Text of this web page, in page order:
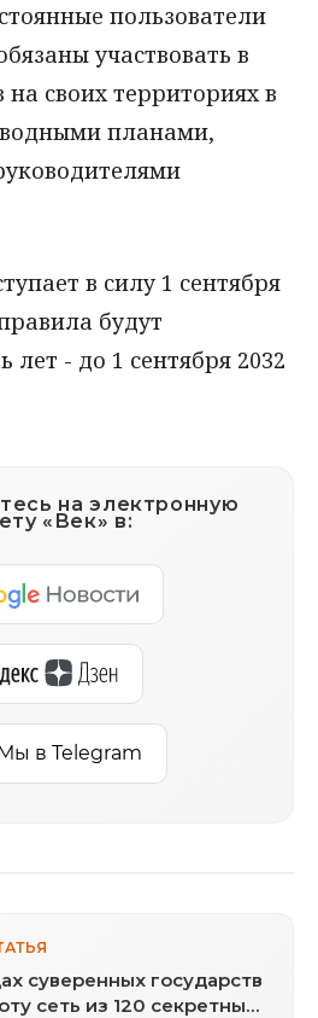
пользователи
участвовать в
своих территориях в
планами,
в силу 1 сентября
будут
лет - до 1 сентября 2032
на электронную
«Век» в:
в Telegram
суверенных государств
сеть из 120 секретных